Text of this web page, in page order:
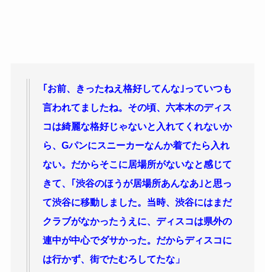
｢お前、きったねえ格好してんな｣っていつも
言われてましたね。その頃、六本木のディス
コは綺麗な格好じゃないと入れてくれないか
ら、Gパンにスニーカーなんか着てたら入れ
ない。だからそこに居場所がないなと感じて
きて、｢渋谷のほうが居場所あんなあ｣と思っ
て渋谷に移動しました。当時、渋谷にはまだ
クラブがなかったうえに、ディスコは県外の
連中が中心でダサかった。だからディスコに
は行かず、街でたむろしてたな」